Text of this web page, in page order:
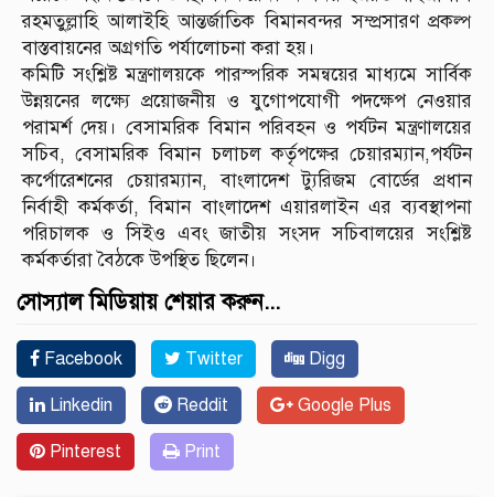
রহমতু্ল্লাহি আলাইহি আন্তর্জাতিক বিমানবন্দর সম্প্রসারণ প্রকল্প
বাস্তবায়নের অগ্রগতি পর্যালোচনা করা হয়।
কমিটি সংশ্লিষ্ট মন্ত্রণালয়কে পারস্পরিক সমন্বয়ের মাধ্যমে সার্বিক
উন্নয়নের লক্ষ্যে প্রয়োজনীয় ও যুগোপযোগী পদক্ষেপ নেওয়ার
পরামর্শ দেয়। বেসামরিক বিমান পরিবহন ও পর্যটন মন্ত্রণালয়ের
সচিব, বেসামরিক বিমান চলাচল কর্তৃপক্ষের চেয়ারম্যান,পর্যটন
কর্পোরেশনের চেয়ারম্যান, বাংলাদেশ ট্যুরিজম বোর্ডের প্রধান
নির্বাহী কর্মকর্তা, বিমান বাংলাদেশ এয়ারলাইন এর ব্যবস্থাপনা
পরিচালক ও সিইও এবং জাতীয় সংসদ সচিবালয়ের সংশ্লিষ্ট
কর্মকর্তারা বৈঠকে উপস্থিত ছিলেন।
সোস্যাল মিডিয়ায় শেয়ার করুন...
Facebook Twitter Digg
Linkedin Reddit Google Plus
Pinterest Print